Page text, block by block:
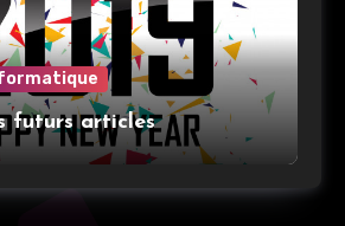
futurs articles